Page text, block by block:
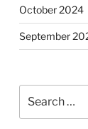
October 2024
September
for: